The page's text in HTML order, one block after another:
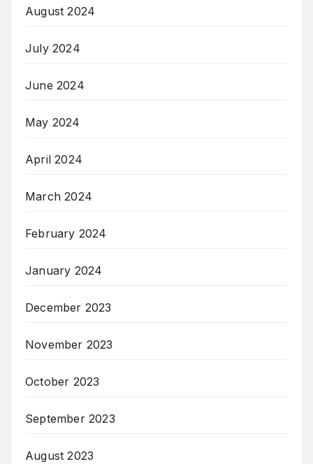
August 2024
July 2024
June 2024
May 2024
April 2024
March 2024
February 2024
January 2024
December 2023
November 2023
October 2023
September 2023
August 2023